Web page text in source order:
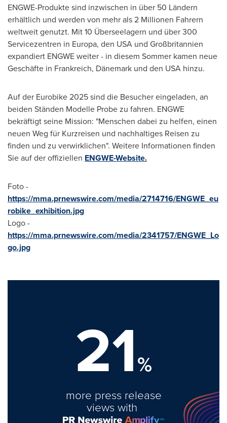
ENGWE-Produkte sind inzwischen in über 50 Ländern
erhältlich und werden von mehr als 2 Millionen Fahrern
weltweit genutzt. Mit 10 Überseelagern und über 300
Servicezentren in Europa, den USA und Großbritannien
expandiert ENGWE weiter - in diesem Sommer kamen neue
Geschäfte in Frankreich, Dänemark und den USA hinzu.
Auf der Eurobike 2025 sind die Besucher eingeladen, an
beiden Ständen Modelle Probe zu fahren. ENGWE
bekräftigt seine Mission: "Menschen dabei zu helfen, einen
neuen Weg für Kurzreisen und nachhaltiges Reisen zu
finden und zu verwirklichen". Weitere Informationen finden
Sie auf der offiziellen ENGWE-Website.
Foto -
https://mma.prnewswire.com/media/2714716/ENGWE_eu
robike_exhibition.jpg
Logo -
https://mma.prnewswire.com/media/2341757/ENGWE_Lo
go.jpg
21%
more press release
views with